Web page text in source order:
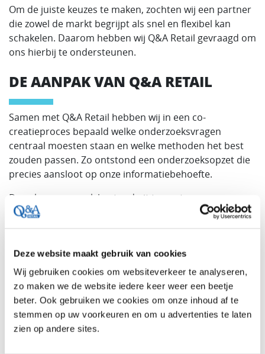
Deze website maakt gebruik van cookies
Wij gebruiken cookies om websiteverkeer te analyseren,
zo maken we de website iedere keer weer een beetje
beter. Ook gebruiken we cookies om onze inhoud af te
stemmen op uw voorkeuren en om u advertenties te laten
zien op andere sites.
Om de juiste keuzes te maken, zochten wij een partner
die zowel de markt begrijpt als snel en flexibel kan
schakelen. Daarom hebben wij Q&A Retail gevraagd om
ons hierbij te ondersteunen.
DE AANPAK VAN Q&A RETAIL
Samen met Q&A Retail hebben wij in een co-
creatieproces bepaald welke onderzoeksvragen
centraal moesten staan en welke methoden het best
zouden passen. Zo ontstond een onderzoeksopzet die
precies aansloot op onze informatiebehoefte.
De gekozen aanpak bestond uit twee stappen:
Focusgroepen om direct met consumenten in
en barrières scherp te krijgen.
Online onderzoek om deze inzichten breed te
toetsen en te kwantificeren.
Deze combinatie gaf ons zowel nuance en context als
harde cijfers, een ideale basis voor strategische
besluitvorming.